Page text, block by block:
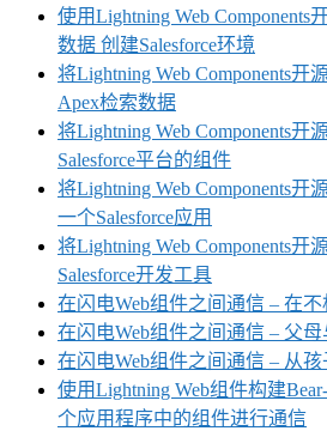
使用Lightning Web Components
数据 创建Salesforce环境
将Lightning Web Components开
Apex检索数据
将Lightning Web Components开
Salesforce平台的组件
将Lightning Web Components开
一个Salesforce应用
将Lightning Web Components开
Salesforce开发工具
在闪电Web组件之间通信 – 在
在闪电Web组件之间通信 – 父
在闪电Web组件之间通信 – 从
使用Lightning Web组件构建
个应用程序中的组件进行通信